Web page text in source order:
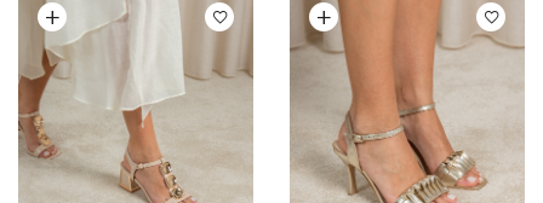
opções Ver opções